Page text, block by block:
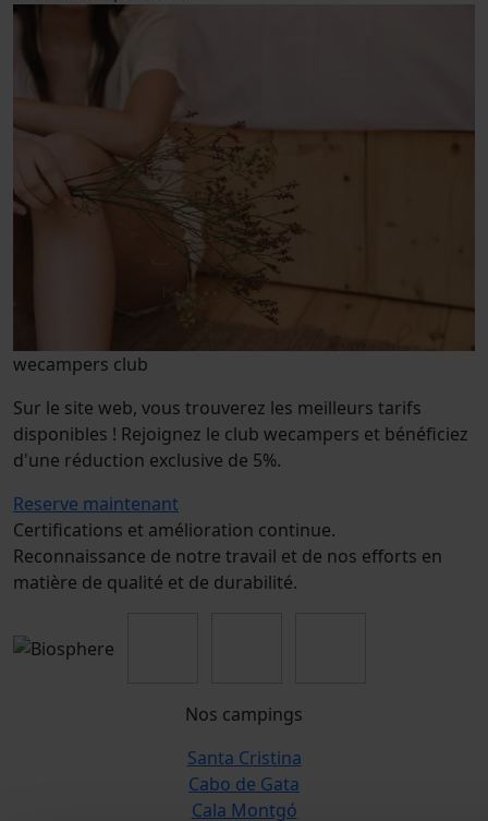
wecampers club
Sur le site web, vous trouverez les meilleurs tarifs
disponibles ! Rejoignez le club wecampers et bénéficiez
d'une réduction exclusive de 5%.
Reserve maintenant
Certifications et amélioration continue.
Reconnaissance de notre travail et de nos efforts en
matière de qualité et de durabilité.
Nos campings
Santa Cristina
Cabo de Gata
Cala Montgó